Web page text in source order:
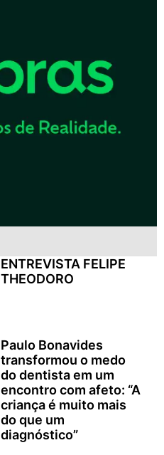
ENTREVISTA FELIPE
THEODORO
Paulo Bonavides
transformou o medo
do dentista em um
encontro com afeto: “A
criança é muito mais
do que um
diagnóstico”